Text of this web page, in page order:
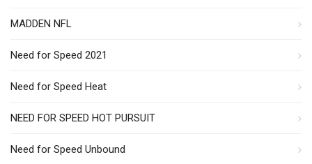
MADDEN NFL
Need for Speed 2021
Need for Speed Heat
NEED FOR SPEED HOT PURSUIT
Need for Speed Unbound